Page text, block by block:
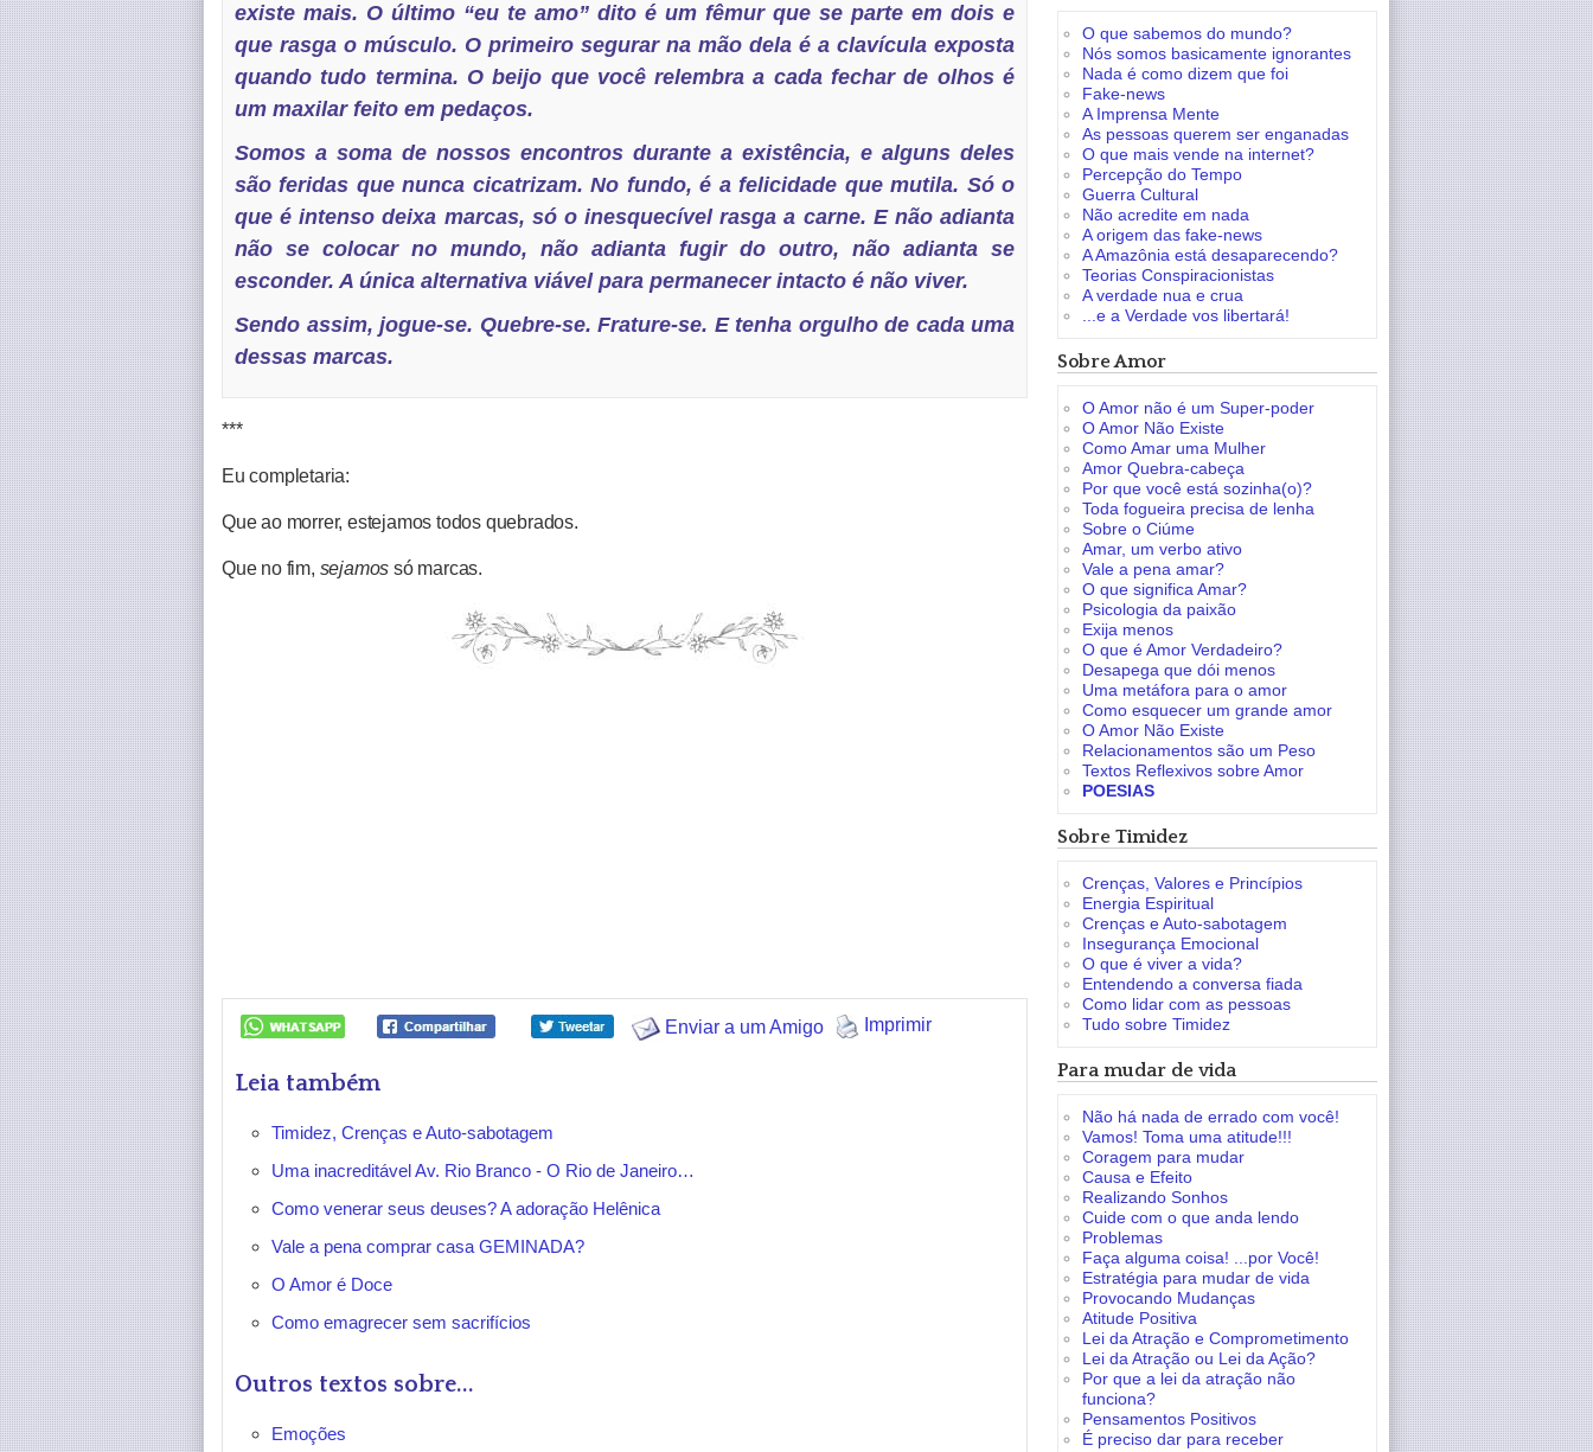
existe mais. O último “eu te amo” dito é um fêmur que se parte em dois e
que rasga o músculo. O primeiro segurar na mão dela é a clavícula exposta
quando tudo termina. O beijo que você relembra a cada fechar de olhos é
um maxilar feito em pedaços.
Somos a soma de nossos encontros durante a existência, e alguns deles
são feridas que nunca cicatrizam. No fundo, é a felicidade que mutila. Só o
que é intenso deixa marcas, só o inesquecível rasga a carne. E não adianta
não se colocar no mundo, não adianta fugir do outro, não adianta se
esconder. A única alternativa viável para permanecer intacto é não viver.
Sendo assim, jogue-se. Quebre-se. Frature-se. E tenha orgulho de cada uma
dessas marcas.
***
Eu completaria:
Que ao morrer, estejamos todos quebrados.
Que no fim, sejamos só marcas.
Enviar a um Amigo Imprimir
Leia também
Timidez, Crenças e Auto-sabotagem
Uma inacreditável Av. Rio Branco - O Rio de Janeiro…
Como venerar seus deuses? A adoração Helênica
Vale a pena comprar casa GEMINADA?
O Amor é Doce
Como emagrecer sem sacrifícios
Outros textos sobre...
Emoções
O que sabemos do mundo?
Nós somos basicamente ignorantes
Nada é como dizem que foi
Fake-news
A Imprensa Mente
As pessoas querem ser enganadas
O que mais vende na internet?
Percepção do Tempo
Guerra Cultural
Não acredite em nada
A origem das fake-news
A Amazônia está desaparecendo?
Teorias Conspiracionistas
A verdade nua e crua
...e a Verdade vos libertará!
Sobre Amor
O Amor não é um Super-poder
O Amor Não Existe
Como Amar uma Mulher
Amor Quebra-cabeça
Por que você está sozinha(o)?
Toda fogueira precisa de lenha
Sobre o Ciúme
Amar, um verbo ativo
Vale a pena amar?
O que significa Amar?
Psicologia da paixão
Exija menos
O que é Amor Verdadeiro?
Desapega que dói menos
Uma metáfora para o amor
Como esquecer um grande amor
O Amor Não Existe
Relacionamentos são um Peso
Textos Reflexivos sobre Amor
POESIAS
Sobre Timidez
Crenças, Valores e Princípios
Energia Espiritual
Crenças e Auto-sabotagem
Insegurança Emocional
O que é viver a vida?
Entendendo a conversa fiada
Como lidar com as pessoas
Tudo sobre Timidez
Para mudar de vida
Não há nada de errado com você!
Vamos! Toma uma atitude!!!
Coragem para mudar
Causa e Efeito
Realizando Sonhos
Cuide com o que anda lendo
Problemas
Faça alguma coisa! ...por Você!
Estratégia para mudar de vida
Provocando Mudanças
Atitude Positiva
Lei da Atração e Comprometimento
Lei da Atração ou Lei da Ação?
Por que a lei da atração não
funciona?
Pensamentos Positivos
É preciso dar para receber